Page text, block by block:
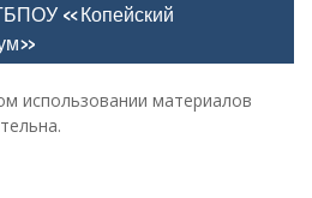
«Копейский
использовании материалов